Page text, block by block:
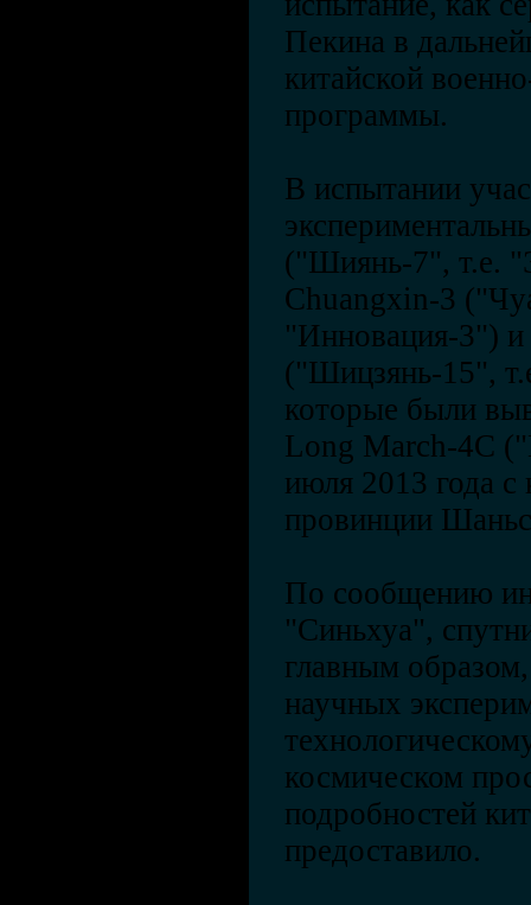
Пекина в
китайской
программы.
В испытании
("Шиянь-7", т.е.
Chuangxin-3
"Инновация-3")
("Шицзянь-15",
которые были
Long March-4C
июля 2013 года с
провинции
По сообщению
"Синьхуа",
главным
научных
космическом
подробностей
предоставило.